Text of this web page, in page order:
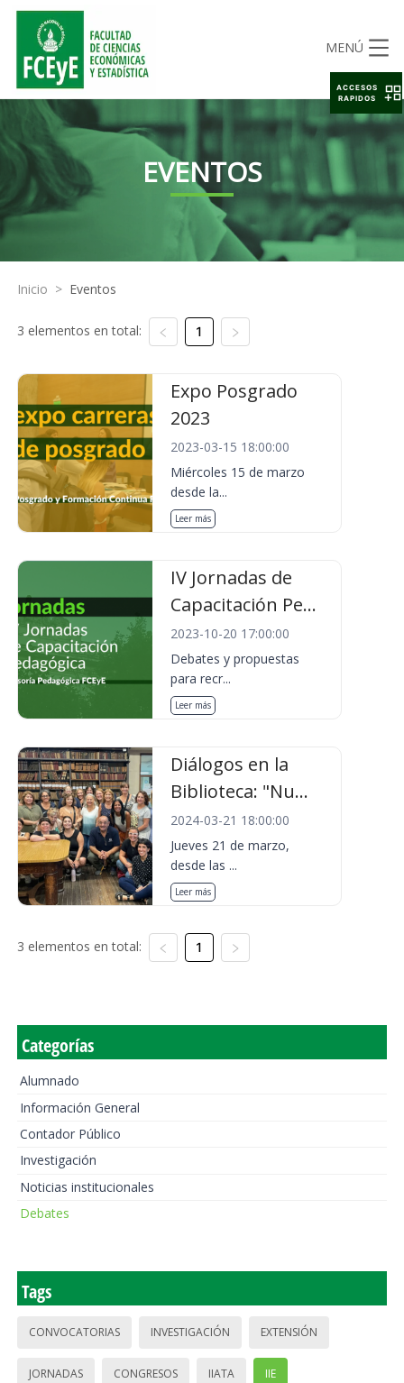
MENÚ
EVENTOS
Inicio > Eventos
3 elementos en total: 1
Expo Posgrado
2023
2023-03-15 18:00:00
Miércoles 15 de marzo
desde la...
Leer más
IV Jornadas de
Capacitación Pe...
2023-10-20 17:00:00
Debates y propuestas
para recr...
Leer más
Diálogos en la
Biblioteca: "Nu...
2024-03-21 18:00:00
Jueves 21 de marzo,
desde las ...
Leer más
3 elementos en total: 1
Categorías
Alumnado
Información General
Contador Público
Investigación
Noticias institucionales
Debates
Tags
CONVOCATORIAS INVESTIGACIÓN EXTENSIÓN
JORNADAS CONGRESOS IIATA IIE
ACCESOS
RAPIDOS